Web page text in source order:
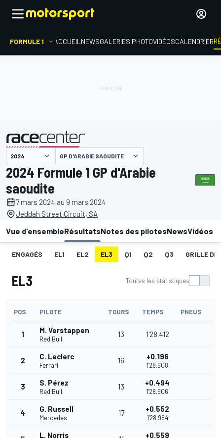
FORMULE 1 ACCUEIL NEWSGALERIES PHOTOVIDÉOSCALENDRIER
présenté par GP D'ARABIE SAOUDITE
2024 Formule 1 GP d'Arabie
saoudite
7 mars 2024 au 9 mars 2024
Jeddah Street Circuit, SA
Vue d'ensembleRésultatsNotes des pilotesNewsVidéos
ENGAGÉS EL1 EL2 EL3 Q1 Q2 Q3 GRILLE DE
EL3 Toutes les statistiques
POS. PILOTE TOURS TEMPS PNEUS
1 M. Verstappen
Red Bull
13 1'28.412
2 C. Leclerc
Ferrari
16 +0.196
1'28.608
3 S. Pérez
Red Bull
13 +0.494
1'28.906
4 G. Russell
Mercedes
17 +0.552
1'28.964
L. Norris +0.559